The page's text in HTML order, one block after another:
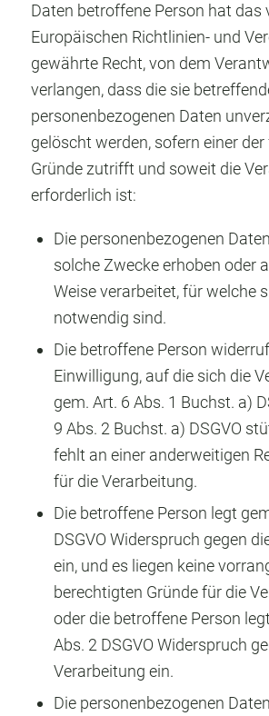
Daten betroffene Person hat das
Europäischen Richtlinien- und
gewährte Recht, von dem
verlangen, dass die sie
personenbezogenen Daten
gelöscht werden, sofern einer
Gründe zutrifft und soweit die
erforderlich ist:
Die personenbezogenen
solche Zwecke erhoben oder
Weise verarbeitet, für welche
notwendig sind.
Die betroffene Person
Einwilligung, auf die sich die
gem. Art. 6 Abs. 1 Buchst. a)
9 Abs. 2 Buchst. a) DSGVO
fehlt an einer anderweitigen
für die Verarbeitung.
Die betroffene Person legt
DSGVO Widerspruch gegen
ein, und es liegen keine
berechtigten Gründe für die
oder die betroffene Person
Abs. 2 DSGVO Widerspruch
Verarbeitung ein.
Die personenbezogenen